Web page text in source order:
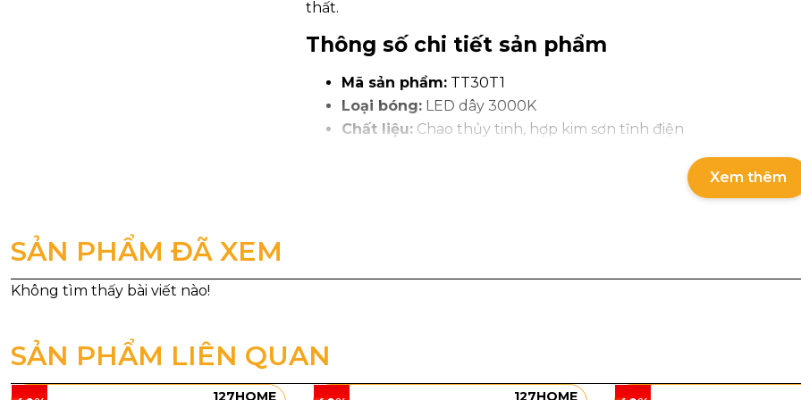
thất.
Thông số chi tiết sản phẩm
Mã sản phẩm: TT30T1
Loại bóng: LED dây 3000K
Chất liệu: Chao thủy tinh, hợp kim sơn tĩnh điện
Đèn Thả Trần TT30 sở hữu thiết kế chao thủy tinh dáng cầu Ø200,
lấp lánh như những sợi sáng nhỏ đan xen. Khi bật đèn, phần chao
cảm giác ấm áp, sang trọng và có chiều sâu cho không gian. Phiên
Xem thêm
SẢN PHẨM ĐÃ XEM
SẢN PHẨM LIÊN QUAN
127HOME 127HOME